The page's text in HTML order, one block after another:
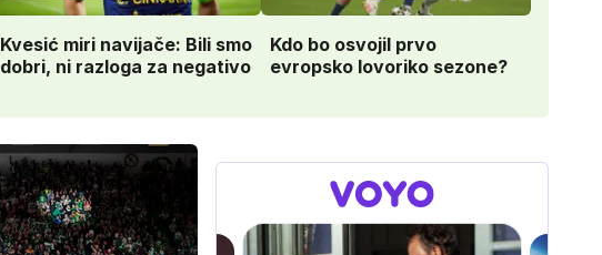
Kvesić miri navijače: Bili smo
dobri, ni razloga za negativo
Kdo bo osvojil prvo
evropsko lovoriko sezone?